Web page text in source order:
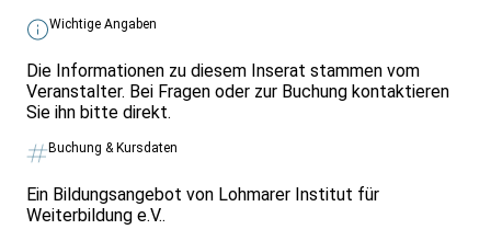
Wichtige Angaben
Die Informationen zu diesem Inserat stammen vom
Veranstalter. Bei Fragen oder zur Buchung kontaktieren
Sie ihn bitte direkt.
Buchung & Kursdaten
Ein Bildungsangebot von Lohmarer Institut für
Weiterbildung e.V..